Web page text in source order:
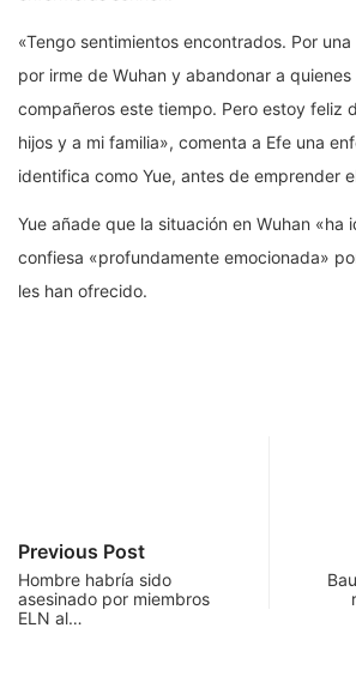
«Tengo sentimientos encontrados. Por
por irme de Wuhan y abandonar a quienes
compañeros este tiempo. Pero estoy feliz
hijos y a mi familia», comenta a Efe una
identifica como Yue, antes de emprender
Yue añade que la situación en Wuhan «ha
confiesa «profundamente emocionada»
les han ofrecido.
Previous Post
Hombre habría sido
asesinado por miembros
ELN al…